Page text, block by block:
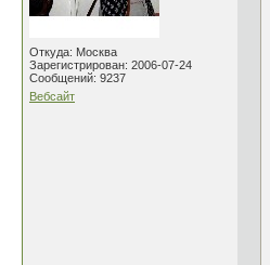
Откуда: Москва
Зарегистрирован: 2006-07-24
Сообщений: 9237
Вебсайт